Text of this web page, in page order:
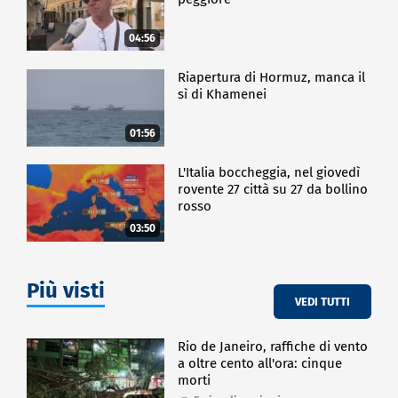
04:56
01:56
Riapertura di Hormuz, manca il
sì di Khamenei
03:50
L'Italia boccheggia, nel giovedì
rovente 27 città su 27 da bollino
rosso
Più visti VEDI TUTTI
Rio de Janeiro, raffiche di vento
a oltre cento all'ora: cinque
morti